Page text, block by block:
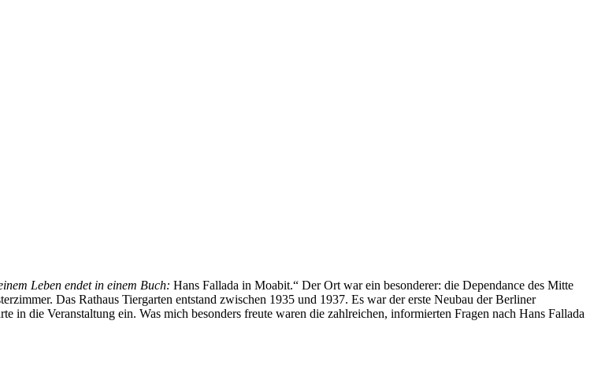
Leben endet in einem Buch: Hans Fallada in Moabit.“ Der Ort war ein besonderer: die Dependance des Mitte
Das Rathaus Tiergarten entstand zwischen 1935 und 1937. Es war der erste Neubau der Berliner
die Veranstaltung ein. Was mich besonders freute waren die zahlreichen, informierten Fragen nach Hans Fallada